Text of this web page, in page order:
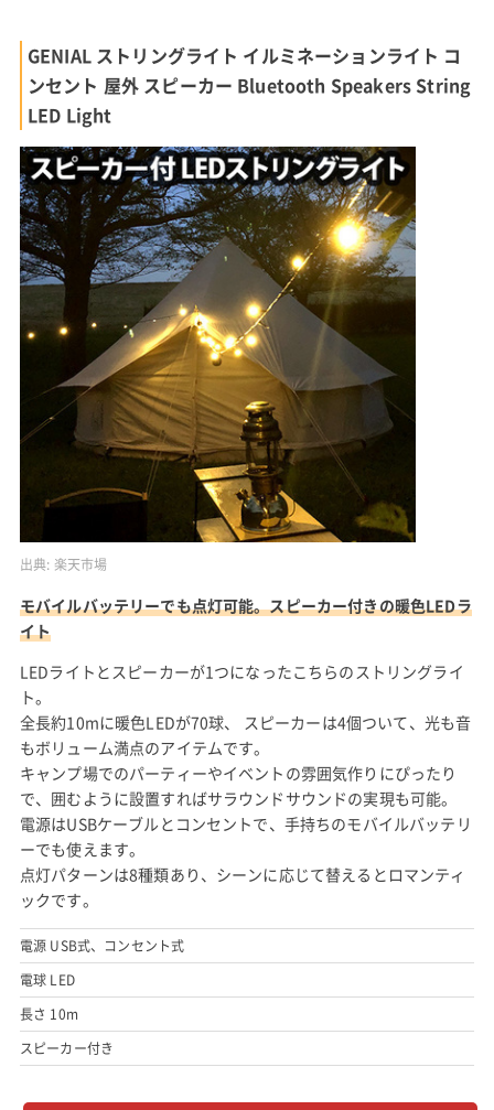
GENIAL ストリングライト イルミネーションライト コ
ンセント 屋外 スピーカー Bluetooth Speakers String
LED Light
出典: 楽天市場
モバイルバッテリーでも点灯可能。スピーカー付きの暖色LEDラ
イト
LEDライトとスピーカーが1つになったこちらのストリングライ
ト。
全長約10mに暖色LEDが70球、 スピーカーは4個ついて、光も音
もボリューム満点のアイテムです。
キャンプ場でのパーティーやイベントの雰囲気作りにぴったり
で、囲むように設置すればサラウンドサウンドの実現も可能。
電源はUSBケーブルとコンセントで、手持ちのモバイルバッテリ
ーでも使えます。
点灯パターンは8種類あり、シーンに応じて替えるとロマンティ
ックです。
電源 USB式、コンセント式
電球 LED
長さ 10m
スピーカー付き